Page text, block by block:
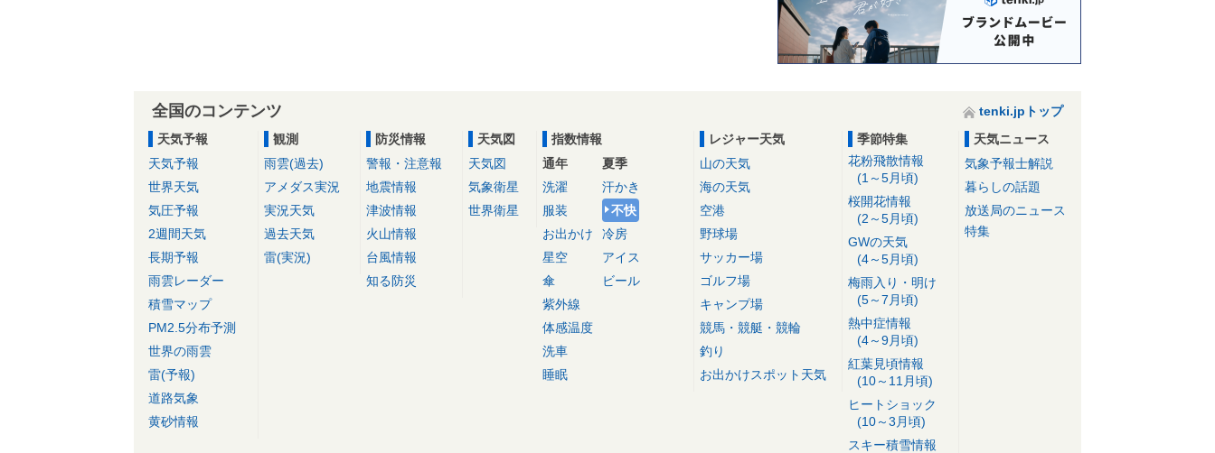
全国のコンテンツ
tenki.jpトップ
天気予報
天気予報
世界天気
気圧予報
2週間天気
長期予報
雨雲レーダー
積雪マップ
PM2.5分布予測
世界の雨雲
雷(予報)
道路気象
黄砂情報
観測
雨雲(過去)
アメダス実況
実況天気
過去天気
雷(実況)
防災情報
警報・注意報
地震情報
津波情報
火山情報
台風情報
知る防災
天気図
天気図
気象衛星
世界衛星
指数情報
通年
洗濯
服装
お出かけ
星空
傘
紫外線
体感温度
洗車
睡眠
夏季
汗かき
不快
冷房
アイス
ビール
レジャー天気
山の天気
海の天気
空港
野球場
サッカー場
ゴルフ場
キャンプ場
競馬・競艇・競輪
釣り
お出かけスポット天気
季節特集
花粉飛散情報
(1～5月頃)
桜開花情報
(2～5月頃)
GWの天気
(4～5月頃)
梅雨入り・明け
(5～7月頃)
熱中症情報
(4～9月頃)
紅葉見頃情報
(10～11月頃)
ヒートショック
(10～3月頃)
スキー積雪情報
天気ニュース
気象予報士解説
暮らしの話題
放送局のニュース
特集